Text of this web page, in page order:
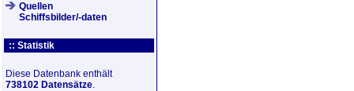
Quellen
Schiffsbilder/-daten
:: Statistik
Diese Datenbank enthält
738102 Datensätze.